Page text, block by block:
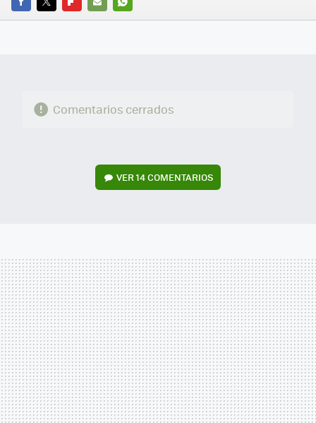
FACEBOOK
TWITTERFLIPBOARD
E-
WHATSAPP
Comentarios cerrados
VER14 COMENTARIOS